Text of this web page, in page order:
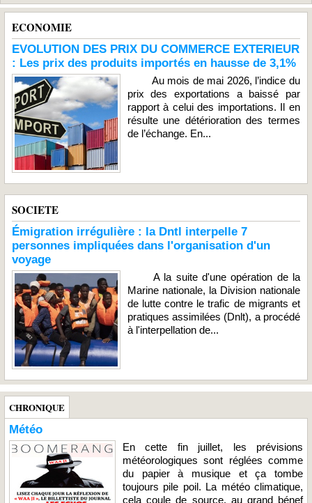
ECONOMIE
EVOLUTION DES PRIX DU COMMERCE EXTERIEUR
: Les prix des produits importés en hausse de 3,1%
Au mois de mai 2026, l’indice du
prix des exportations a baissé par
rapport à celui des importations. Il en
résulte une détérioration des termes
de l’échange. En...
SOCIETE
Émigration irrégulière : la Dntl interpelle 7
personnes impliquées dans l'organisation d'un
voyage
A la suite d'une opération de la
Marine nationale, la Division nationale
de lutte contre le trafic de migrants et
pratiques assimilées (Dnlt), a procédé
à l'interpellation de...
CHRONIQUE
Météo
En cette fin juillet, les prévisions
météorologiques sont réglées comme
du papier à musique et ça tombe
toujours pile poil. La météo climatique,
cela coule de source, au grand bénef